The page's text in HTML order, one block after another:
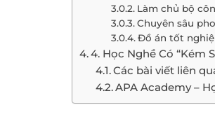
Làm chủ bộ
Chuyên sâu
Đồ án tốt
4. Học Nghề Có “Kém
Các bài viết liên
APA Academy –